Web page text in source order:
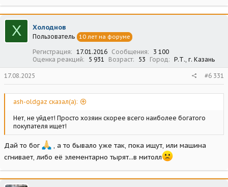
а
к
ц
и
и
Х Холоднов
Пользователь 10 лет на форуме
Регистрация 17.01.2016 Сообщения
3 100
Оценка реакций
5 931 Возраст 53 Город Р.Т., г. Казань
17.08.2025 #6 331
ash-oldgaz сказал(а):
Нет, не уйдет! Просто хозяин скорее всего наиболее богатого
покупателя ищет!
Дай то бог
, а то бывало уже так, пока ищут, или машина
сгнивает, либо её элементарно тырят...в митолл